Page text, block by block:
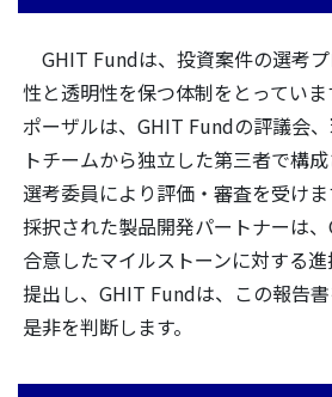
GHIT Fundは、投資案件の選考
性と透明性を保つ体制をとってい
ポーザルは、GHIT Fundの評議会
トチームから独立した第三者で構
選考委員により評価・審査を受け
採択された製品開発パートナーは
合意したマイルストーンに対する
提出し、GHIT Fundは、この報告
是非を判断します。